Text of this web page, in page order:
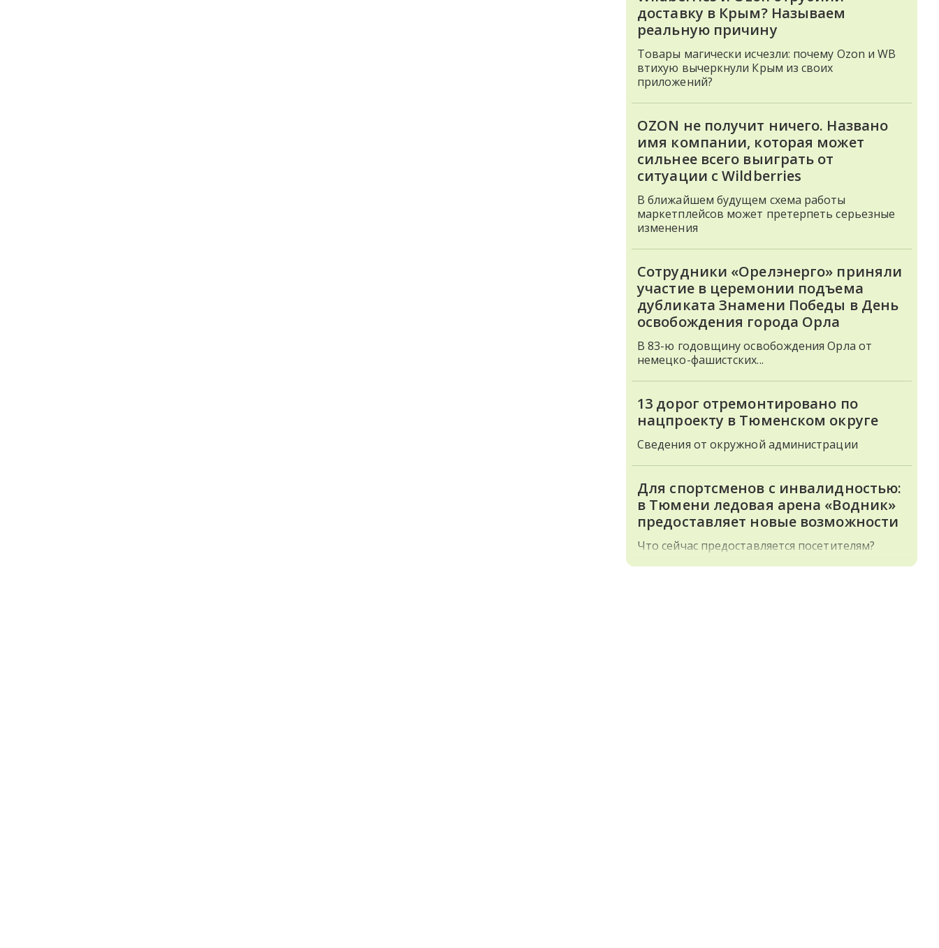
доставку в Крым? Называем
реальную причину
Товары магически исчезли: почему Ozon и WB
втихую вычеркнули Крым из своих
приложений?
OZON не получит ничего. Названо
имя компании, которая может
сильнее всего выиграть от
ситуации с Wildberries
В ближайшем будущем схема работы
маркетплейсов может претерпеть серьезные
изменения
Сотрудники «Орелэнерго» приняли
участие в церемонии подъема
дубликата Знамени Победы в День
освобождения города Орла
В 83-ю годовщину освобождения Орла от
немецко-фашистских...
13 дорог отремонтировано по
нацпроекту в Тюменском округе
Сведения от окружной администрации
Для спортсменов с инвалидностью:
в Тюмени ледовая арена «Водник»
предоставляет новые возможности
Что сейчас предоставляется посетителям?